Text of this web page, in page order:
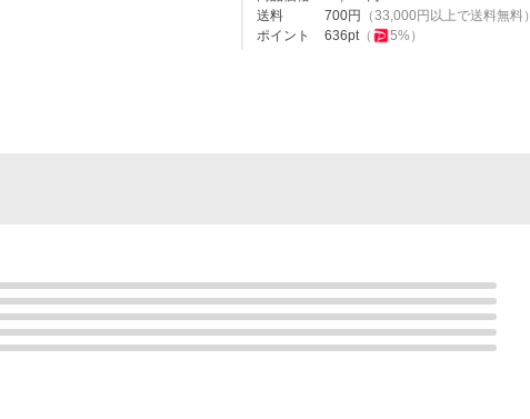
送料
700円 （33,000 円以上で送料無料）
ポイント
636pt（ 5%）